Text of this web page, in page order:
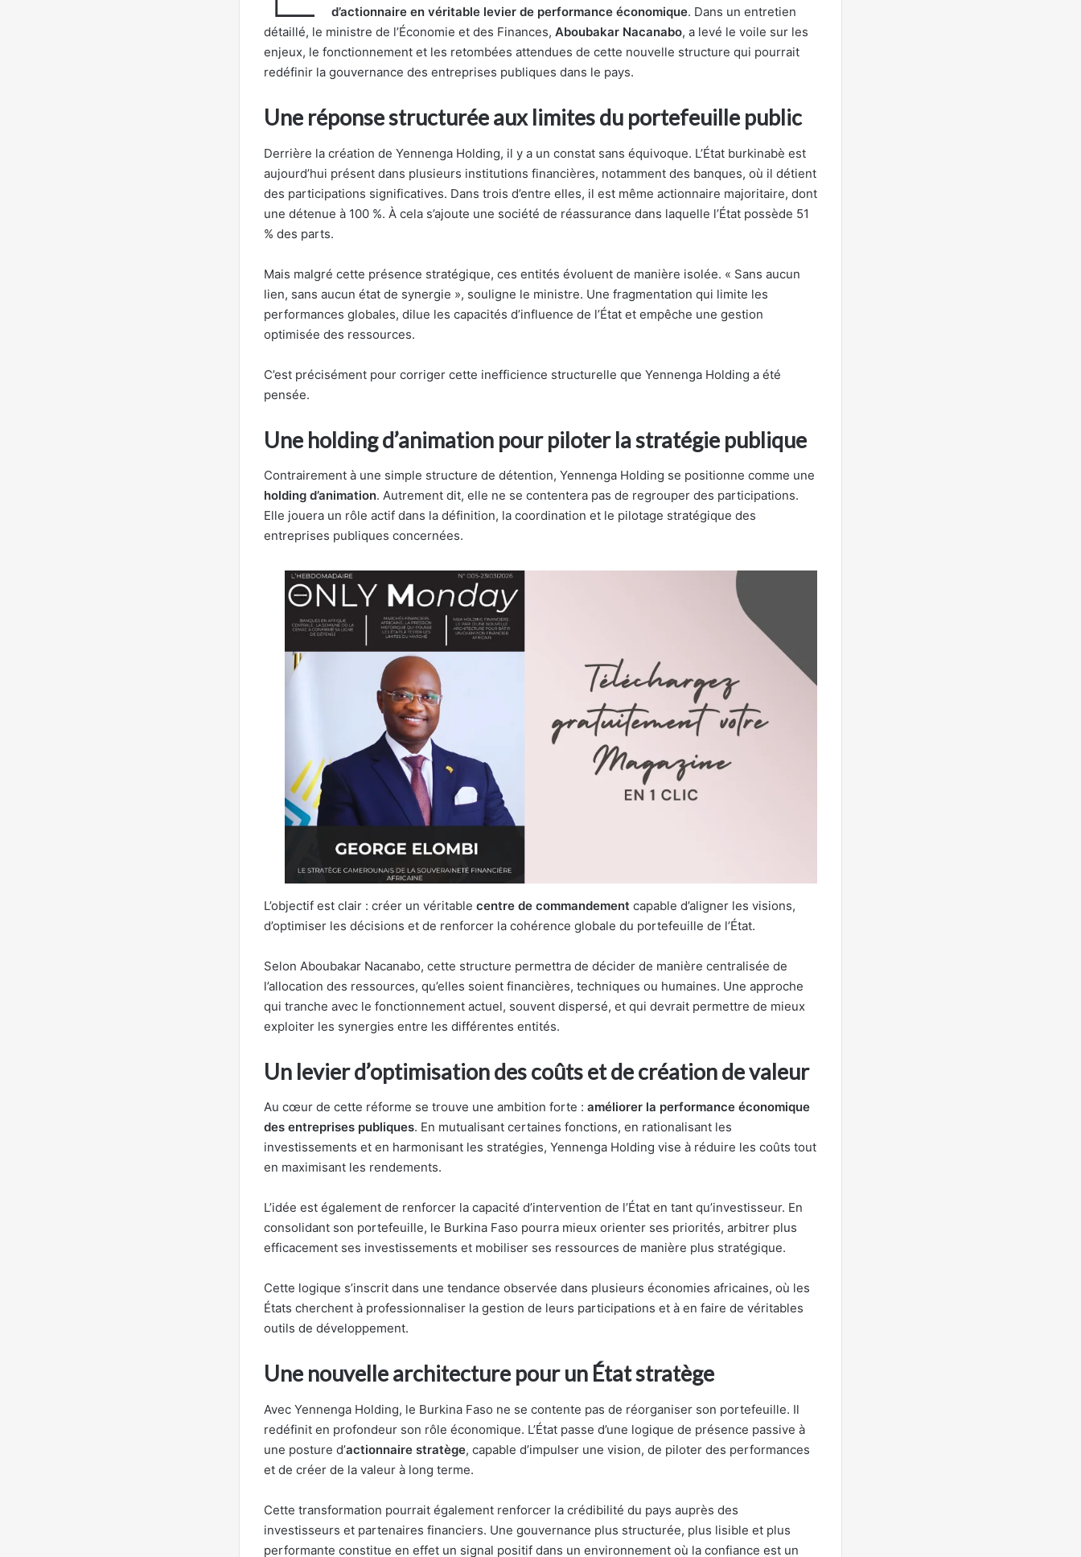
d’actionnaire en véritable levier de performance économique. Dans un entretien
détaillé, le ministre de l’Économie et des Finances, Aboubakar Nacanabo, a levé le voile sur les
enjeux, le fonctionnement et les retombées attendues de cette nouvelle structure qui pourrait
redéfinir la gouvernance des entreprises publiques dans le pays.
Une réponse structurée aux limites du portefeuille public
Derrière la création de Yennenga Holding, il y a un constat sans équivoque. L’État burkinabè est
aujourd’hui présent dans plusieurs institutions financières, notamment des banques, où il détient
des participations significatives. Dans trois d’entre elles, il est même actionnaire majoritaire, dont
une détenue à 100 %. À cela s’ajoute une société de réassurance dans laquelle l’État possède 51
% des parts.
Mais malgré cette présence stratégique, ces entités évoluent de manière isolée. « Sans aucun
lien, sans aucun état de synergie », souligne le ministre. Une fragmentation qui limite les
performances globales, dilue les capacités d’influence de l’État et empêche une gestion
optimisée des ressources.
C’est précisément pour corriger cette inefficience structurelle que Yennenga Holding a été
pensée.
Une holding d’animation pour piloter la stratégie publique
Contrairement à une simple structure de détention, Yennenga Holding se positionne comme une
holding d’animation. Autrement dit, elle ne se contentera pas de regrouper des participations.
Elle jouera un rôle actif dans la définition, la coordination et le pilotage stratégique des
entreprises publiques concernées.
L’objectif est clair : créer un véritable centre de commandement capable d’aligner les visions,
d’optimiser les décisions et de renforcer la cohérence globale du portefeuille de l’État.
Selon Aboubakar Nacanabo, cette structure permettra de décider de manière centralisée de
l’allocation des ressources, qu’elles soient financières, techniques ou humaines. Une approche
qui tranche avec le fonctionnement actuel, souvent dispersé, et qui devrait permettre de mieux
exploiter les synergies entre les différentes entités.
Un levier d’optimisation des coûts et de création de valeur
Au cœur de cette réforme se trouve une ambition forte : améliorer la performance économique
des entreprises publiques. En mutualisant certaines fonctions, en rationalisant les
investissements et en harmonisant les stratégies, Yennenga Holding vise à réduire les coûts tout
en maximisant les rendements.
L’idée est également de renforcer la capacité d’intervention de l’État en tant qu’investisseur. En
consolidant son portefeuille, le Burkina Faso pourra mieux orienter ses priorités, arbitrer plus
efficacement ses investissements et mobiliser ses ressources de manière plus stratégique.
Cette logique s’inscrit dans une tendance observée dans plusieurs économies africaines, où les
États cherchent à professionnaliser la gestion de leurs participations et à en faire de véritables
outils de développement.
Une nouvelle architecture pour un État stratège
Avec Yennenga Holding, le Burkina Faso ne se contente pas de réorganiser son portefeuille. Il
redéfinit en profondeur son rôle économique. L’État passe d’une logique de présence passive à
une posture d’actionnaire stratège, capable d’impulser une vision, de piloter des performances
et de créer de la valeur à long terme.
Cette transformation pourrait également renforcer la crédibilité du pays auprès des
investisseurs et partenaires financiers. Une gouvernance plus structurée, plus lisible et plus
performante constitue en effet un signal positif dans un environnement où la confiance est un